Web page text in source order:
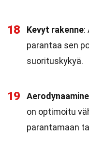
18 Kevyt rakenne:
parantaa sen
suorituskykyä.
19
on optimoitu
parantamaan